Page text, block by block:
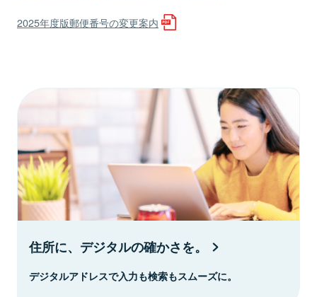
2025年度版郵便番号の変更案内
住所に、デジタルの確かさを。
デジタルアドレスで入力も検索もスムーズに。